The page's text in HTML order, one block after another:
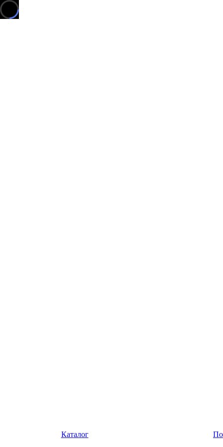
Каталог